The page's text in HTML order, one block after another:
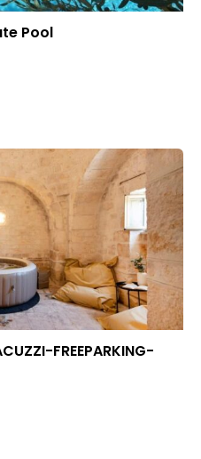
Pool
FREEPARKING-